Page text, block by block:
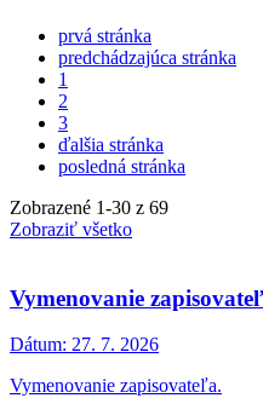
prvá stránka
predchádzajúca stránka
1
2
3
ďalšia stránka
posledná stránka
Zobrazené 1-30 z 69
Zobraziť všetko
Vymenovanie
Dátum: 27. 7. 2026
Vymenovanie zapisovateľa.